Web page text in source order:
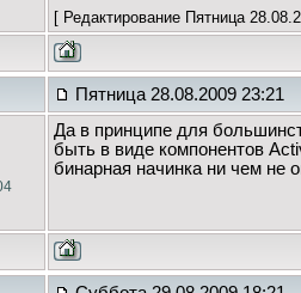
[ Редактирование Пятница
Пятница 28.08.2009 23:21
Да в принципе для
быть в виде компонентов
бинарная начинка ни чем не